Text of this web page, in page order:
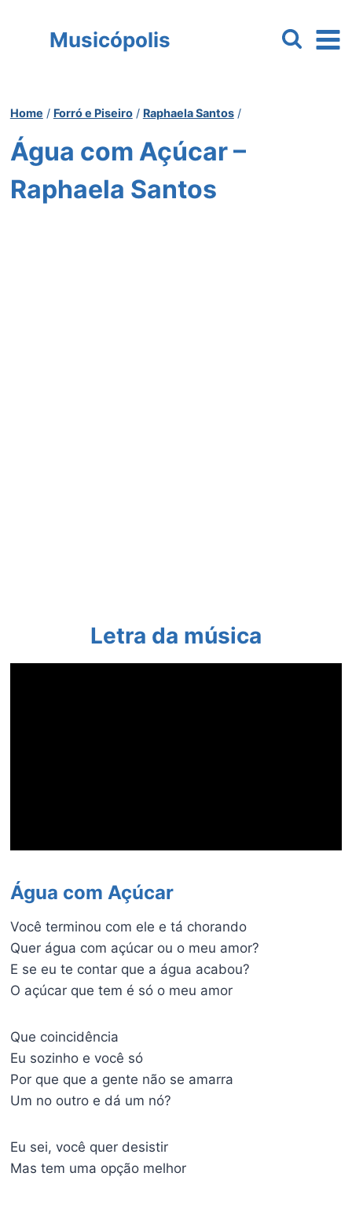
Musicópolis
Home / Forró e Piseiro / Raphaela Santos /
Água com Açúcar –
Raphaela Santos
Letra da música
Água com Açúcar
Você terminou com ele e tá chorando
Quer água com açúcar ou o meu amor?
E se eu te contar que a água acabou?
O açúcar que tem é só o meu amor
Que coincidência
Eu sozinho e você só
Por que que a gente não se amarra
Um no outro e dá um nó?
Eu sei, você quer desistir
Mas tem uma opção melhor